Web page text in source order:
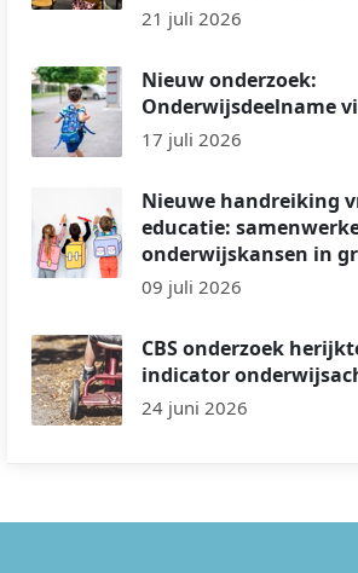
21 juli 2026
Nieuw onderzoek:
Onderwijsdeelname
17 juli 2026
Nieuwe handreiking
educatie:
onderwijskansen in
09 juli 2026
CBS onderzoek
indicator
24 juni 2026